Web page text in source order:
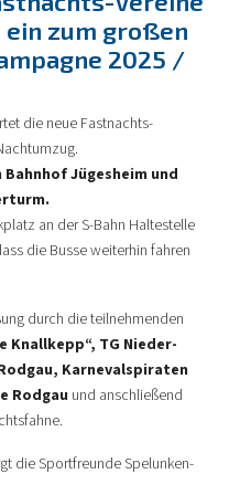
ein zum großen
2025 /
die neue Fastnachts-
Bahnhof Jügesheim und
an der S-Bahn Haltestelle
die Busse weiterhin fahren
durch die teilnehmenden
Knallkepp“, TG Nieder-
Karnevalspiraten
Rodgau und anschließend
die Sportfreunde Spelunken-